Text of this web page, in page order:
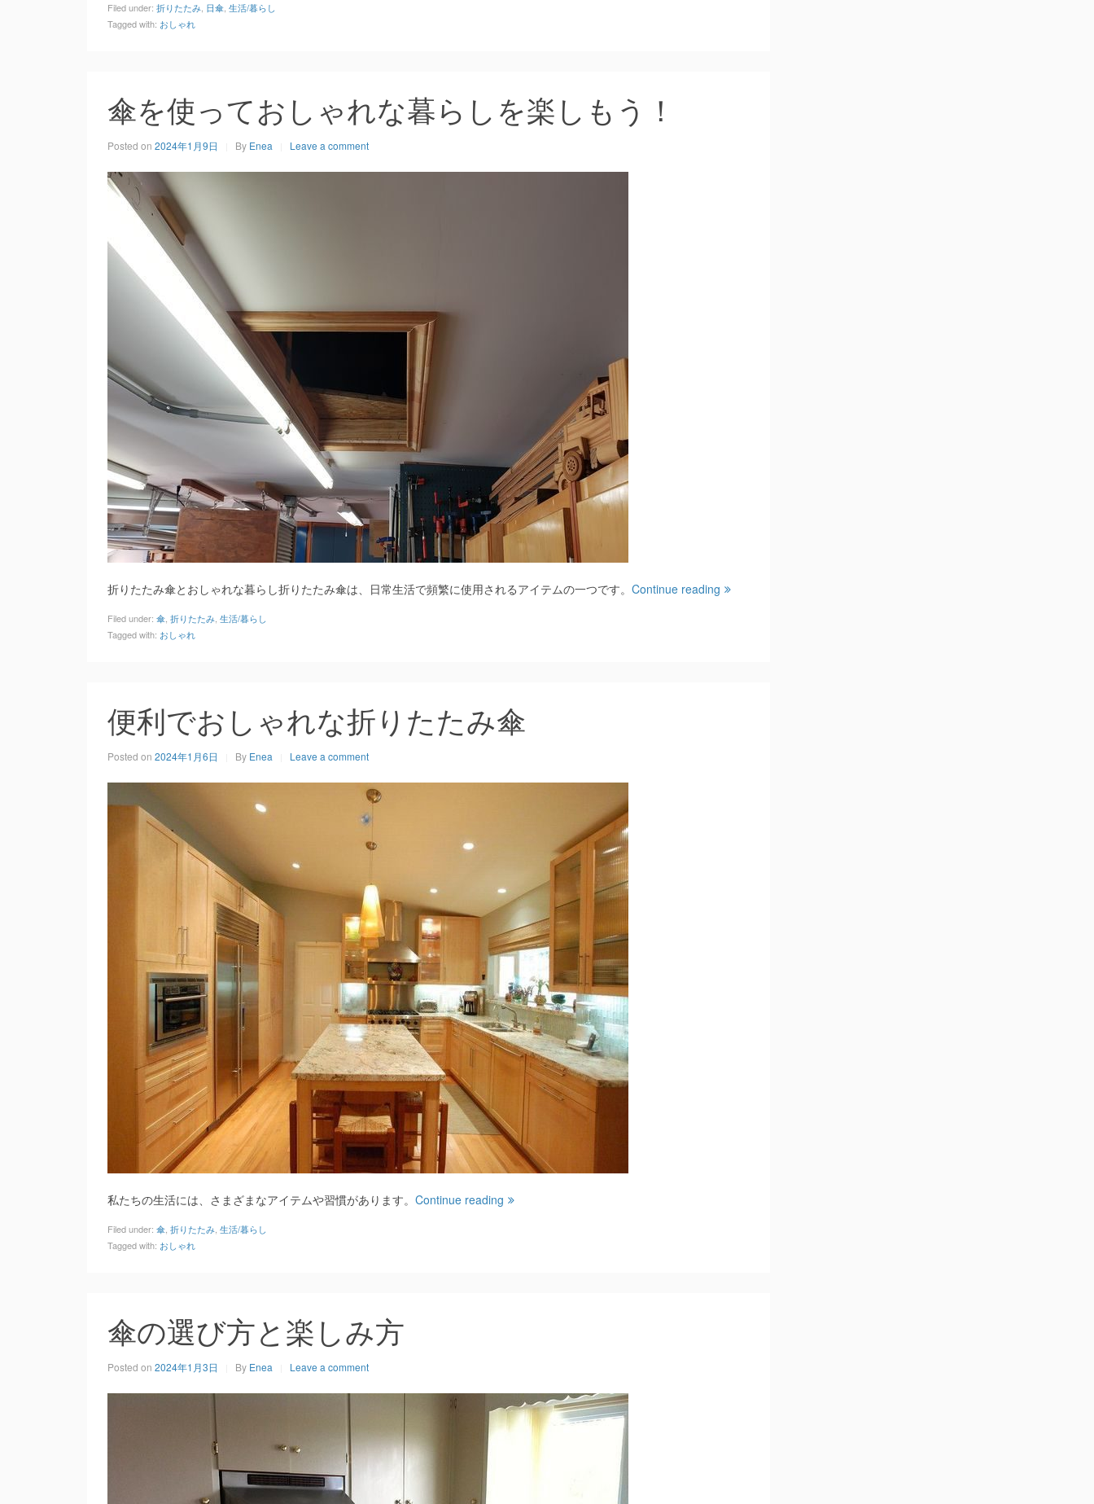
Filed under: 折りたたみ 日傘 生活/暮らし
Tagged with: おしゃれ
傘を使っておしゃれな暮らしを楽しもう！
Posted on 2024年1月9日 By Enea Leave a comment
折りたたみ傘とおしゃれな暮らし折りたたみ傘は、日常生活で頻繁に使用されるアイテムの一つです。 Continue reading
Filed under: 傘 折りたたみ 生活/暮らし
Tagged with: おしゃれ
便利でおしゃれな折りたたみ傘
Posted on 2024年1月6日 By Enea Leave a comment
私たちの生活には、さまざまなアイテムや習慣があります。 Continue reading
Filed under: 傘 折りたたみ 生活/暮らし
Tagged with: おしゃれ
傘の選び方と楽しみ方
Posted on 2024年1月3日 By Enea Leave a comment